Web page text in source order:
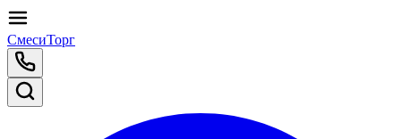
СмесиТорг